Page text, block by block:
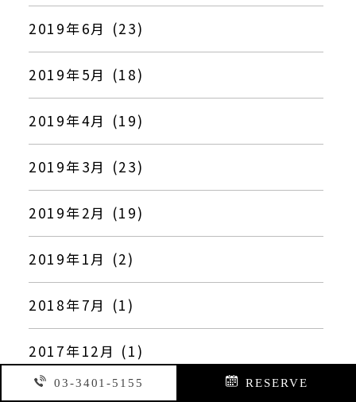
2019年6月 (23)
2019年5月 (18)
2019年4月 (19)
2019年3月 (23)
2019年2月 (19)
2019年1月 (2)
2018年7月 (1)
2017年12月 (1)
2017年10月 (1)
03-3401-5155 RESERVE